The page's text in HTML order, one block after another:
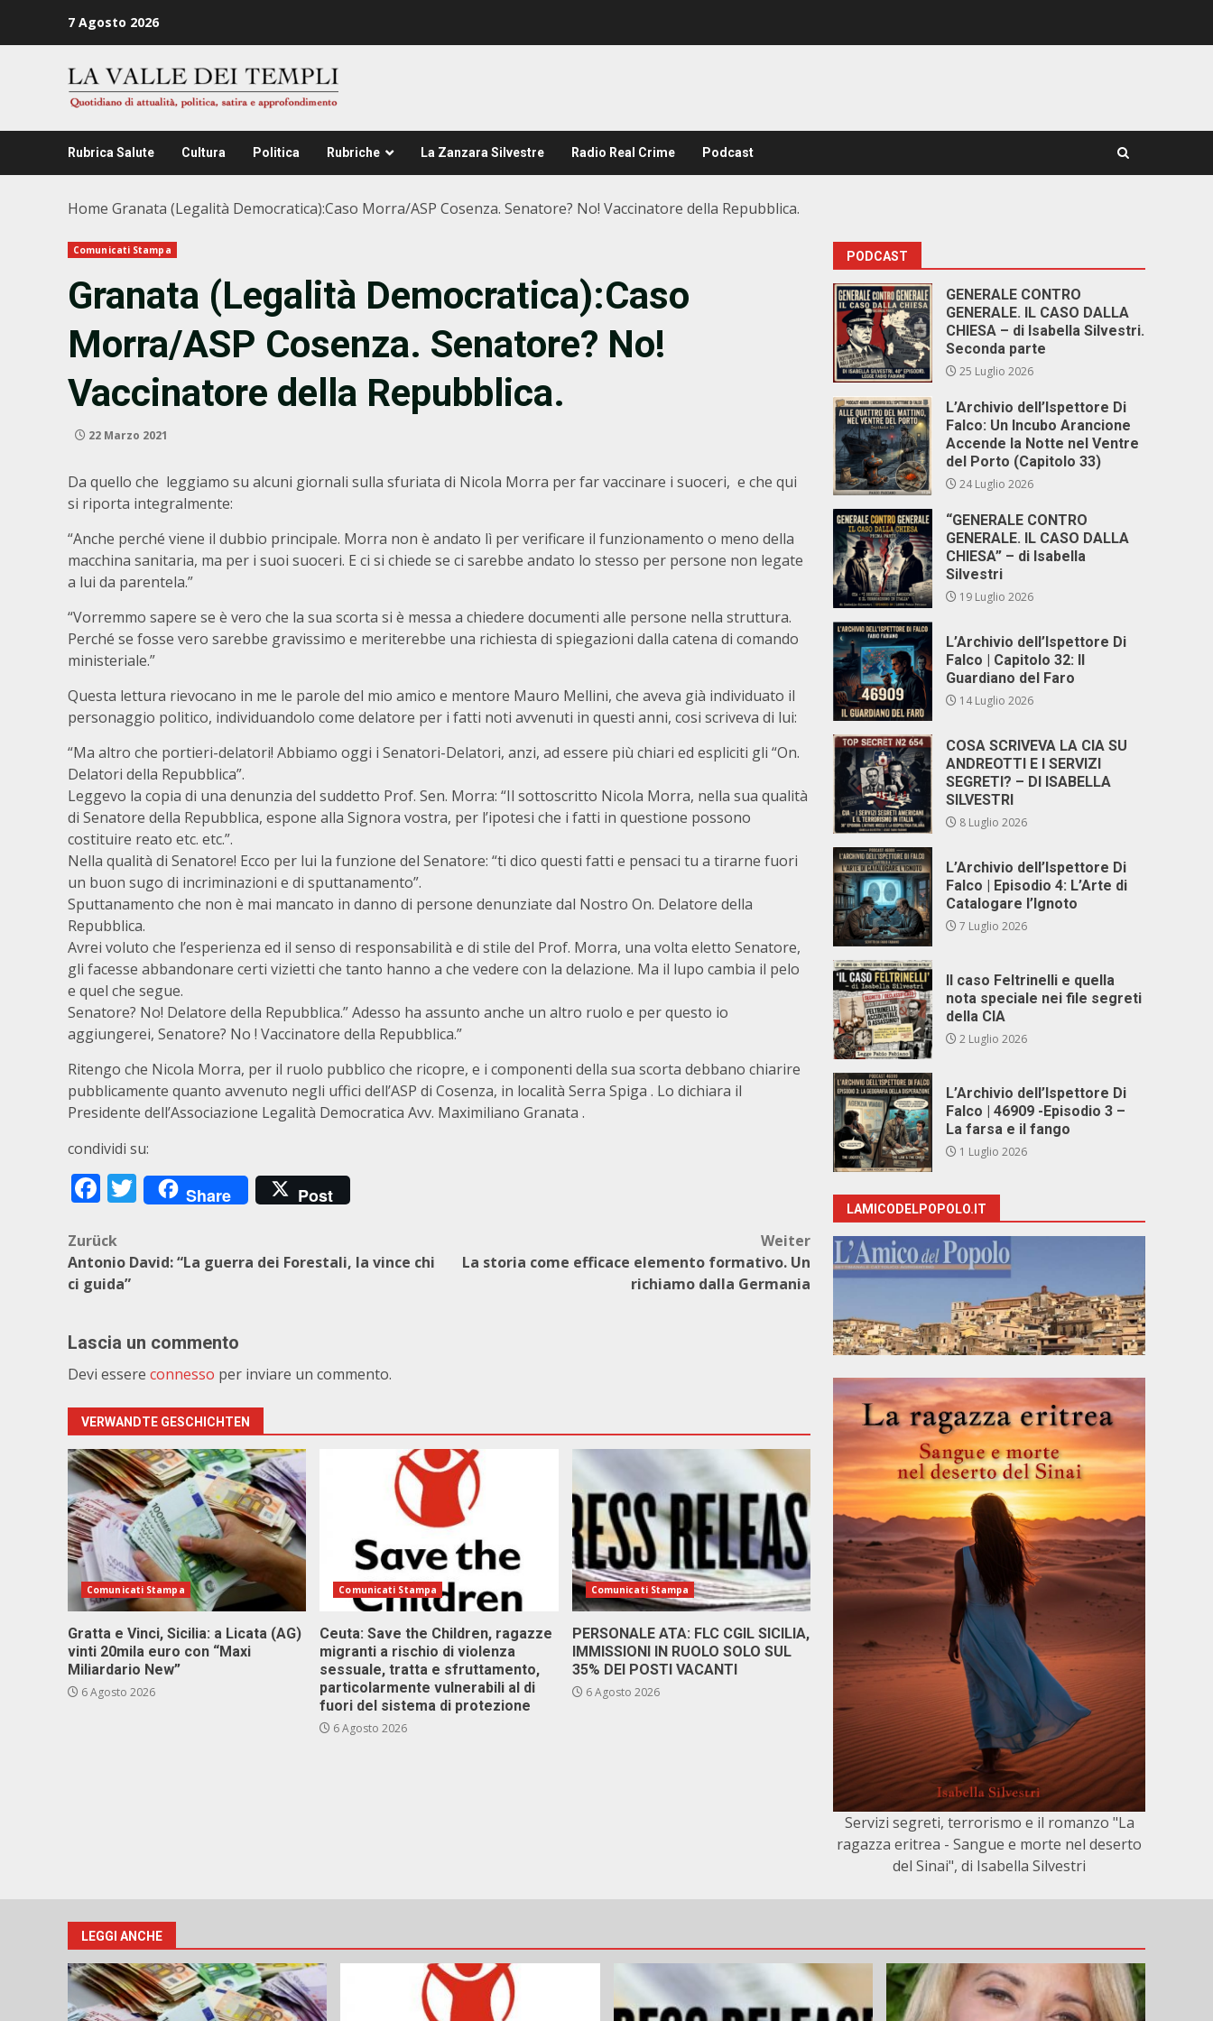
7 Agosto 2026
Rubrica Salute Cultura Politica Rubriche La Zanzara Silvestre Radio Real Crime Podcast
Home Granata (Legalità Democratica):Caso Morra/ASP Cosenza. Senatore? No! Vaccinatore della Repubblica.
Comunicati Stampa
Granata (Legalità Democratica):Caso
Morra/ASP Cosenza. Senatore? No!
Vaccinatore della Repubblica.
22 Marzo 2021
Da quello che leggiamo su alcuni giornali sulla sfuriata di Nicola Morra per far vaccinare i suoceri, e che qui
si riporta integralmente:
“Anche perché viene il dubbio principale. Morra non è andato lì per verificare il funzionamento o meno della
macchina sanitaria, ma per i suoi suoceri. E ci si chiede se ci sarebbe andato lo stesso per persone non legate
a lui da parentela.”
“Vorremmo sapere se è vero che la sua scorta si è messa a chiedere documenti alle persone nella struttura.
Perché se fosse vero sarebbe gravissimo e meriterebbe una richiesta di spiegazioni dalla catena di comando
ministeriale.”
Questa lettura rievocano in me le parole del mio amico e mentore Mauro Mellini, che aveva già individuato il
personaggio politico, individuandolo come delatore per i fatti noti avvenuti in questi anni, cosi scriveva di lui:
“Ma altro che portieri-delatori! Abbiamo oggi i Senatori-Delatori, anzi, ad essere più chiari ed espliciti gli “On.
Delatori della Repubblica”.
Leggevo la copia di una denunzia del suddetto Prof. Sen. Morra: “Il sottoscritto Nicola Morra, nella sua qualità
di Senatore della Repubblica, espone alla Signora vostra, per l’ipotesi che i fatti in questione possono
costituire reato etc. etc.”.
Nella qualità di Senatore! Ecco per lui la funzione del Senatore: “ti dico questi fatti e pensaci tu a tirarne fuori
un buon sugo di incriminazioni e di sputtanamento”.
Sputtanamento che non è mai mancato in danno di persone denunziate dal Nostro On. Delatore della
Repubblica.
Avrei voluto che l’esperienza ed il senso di responsabilità e di stile del Prof. Morra, una volta eletto Senatore,
gli facesse abbandonare certi vizietti che tanto hanno a che vedere con la delazione. Ma il lupo cambia il pelo
e quel che segue.
Senatore? No! Delatore della Repubblica.” Adesso ha assunto anche un altro ruolo e per questo io
aggiungerei, Senatore? No ! Vaccinatore della Repubblica.”
Ritengo che Nicola Morra, per il ruolo pubblico che ricopre, e i componenti della sua scorta debbano chiarire
pubblicamente quanto avvenuto negli uffici dell’ASP di Cosenza, in località Serra Spiga . Lo dichiara il
Presidente dell’Associazione Legalità Democratica Avv. Maximiliano Granata .
condividi su:
Facebook
Twitter
Share Post
Beitragsnavigation
Zurück
Antonio David: “La guerra dei Forestali, la vince chi
ci guida”
Weiter
La storia come efficace elemento formativo. Un
richiamo dalla Germania
Lascia un commento
Devi essere connesso per inviare un commento.
VERWANDTE GESCHICHTEN
Comunicati Stampa
Gratta e Vinci, Sicilia: a Licata (AG)
vinti 20mila euro con “Maxi
Miliardario New”
6 Agosto 2026
Comunicati Stampa
Ceuta: Save the Children, ragazze
migranti a rischio di violenza
sessuale, tratta e sfruttamento,
particolarmente vulnerabili al di
fuori del sistema di protezione
6 Agosto 2026
Comunicati Stampa
PERSONALE ATA: FLC CGIL SICILIA,
IMMISSIONI IN RUOLO SOLO SUL
35% DEI POSTI VACANTI
6 Agosto 2026
PODCAST
GENERALE CONTRO
GENERALE. IL CASO DALLA
CHIESA – di Isabella Silvestri.
Seconda parte
25 Luglio 2026
L’Archivio dell’Ispettore Di
Falco: Un Incubo Arancione
Accende la Notte nel Ventre
del Porto (Capitolo 33)
24 Luglio 2026
“GENERALE CONTRO
GENERALE. IL CASO DALLA
CHIESA” – di Isabella
Silvestri
19 Luglio 2026
L’Archivio dell’Ispettore Di
Falco | Capitolo 32: Il
Guardiano del Faro
14 Luglio 2026
COSA SCRIVEVA LA CIA SU
ANDREOTTI E I SERVIZI
SEGRETI? – DI ISABELLA
SILVESTRI
8 Luglio 2026
L’Archivio dell’Ispettore Di
Falco | Episodio 4: L’Arte di
Catalogare l’Ignoto
7 Luglio 2026
Il caso Feltrinelli e quella
nota speciale nei file segreti
della CIA
2 Luglio 2026
L’Archivio dell’Ispettore Di
Falco | 46909 -Episodio 3 –
La farsa e il fango
1 Luglio 2026
LAMICODELPOPOLO.IT
Servizi segreti, terrorismo e il romanzo "La
ragazza eritrea - Sangue e morte nel deserto
del Sinai", di Isabella Silvestri
LEGGI ANCHE